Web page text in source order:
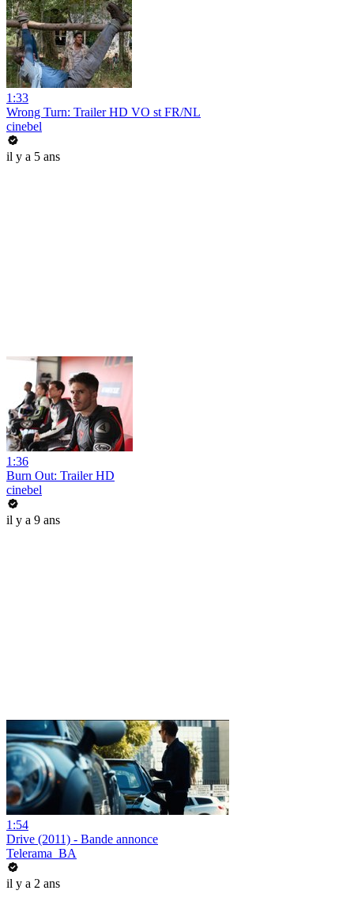
1:33
Wrong Turn: Trailer HD VO st FR/NL
cinebel
il y a 5 ans
1:36
Burn Out: Trailer HD
cinebel
il y a 9 ans
1:54
Drive (2011) - Bande annonce
Telerama_BA
il y a 2 ans